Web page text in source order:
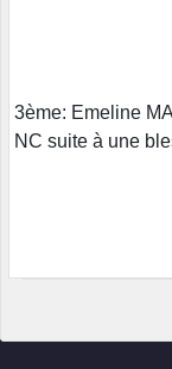
3ème: Emeline
NC suite à une